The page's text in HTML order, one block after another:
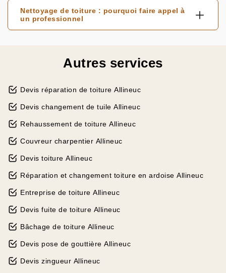
Nettoyage de toiture : pourquoi faire appel à
un professionnel
Autres services
Devis réparation de toiture Allineuc
Devis changement de tuile Allineuc
Rehaussement de toiture Allineuc
Couvreur charpentier Allineuc
Devis toiture Allineuc
Réparation et changement toiture en ardoise Allineuc
Entreprise de toiture Allineuc
Devis fuite de toiture Allineuc
Bâchage de toiture Allineuc
Devis pose de gouttière Allineuc
Devis zingueur Allineuc